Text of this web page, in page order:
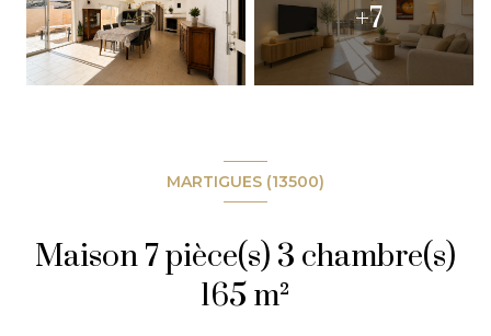
+7
MARTIGUES (13500)
Maison 7 pièce(s) 3 chambre(s)
165 m²